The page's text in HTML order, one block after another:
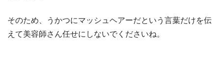
そのため、うかつにマッシュヘアーだという言葉だけを伝
えて美容師さん任せにしないでくださいね。